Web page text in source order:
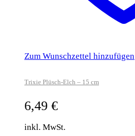
Zum Wunschzettel hinzufügen
Trixie Plüsch-Elch – 15 cm
6,49 €
inkl. MwSt.